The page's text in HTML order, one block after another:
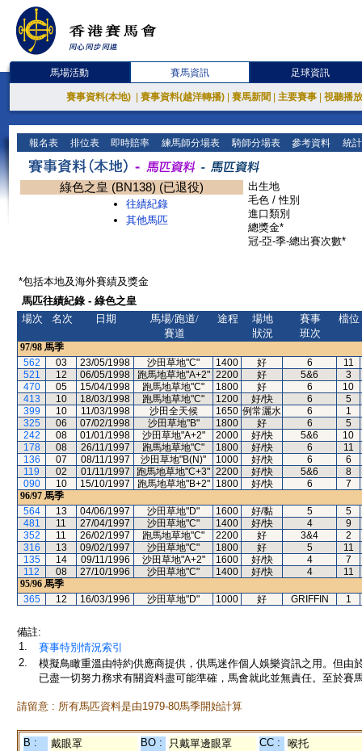
馬場活動 賽馬資訊 足球資訊
賽事資料(本地) 賽事資料(越洋轉播) 賽馬新聞 主要賽事 視聽播
報名表 排位表 即時賠率 練馬師分場表 騎師分場表 參考資料 統
綠色之皇 (BN138) (已退役)
往績紀錄
其他馬匹
出生地
毛色 / 性別
進口類別
總獎金*
冠-亞-季-總出賽次數*
*包括本地及海外賽績及獎金
馬匹往績紀錄 - 綠色之皇
場次
名次 日期
馬場/跑道/
賽道
途程
場地
狀況
賽事
班次
檔位
97/98 馬季
562
03 23/05/1998 沙田草地"C" 1400 好 6
11
521
12 06/05/1998 跑馬地草地"A+2" 2200 好 5&6
3
470
05 15/04/1998 跑馬地草地"C" 1800 好 6
10
413
10 18/03/1998 跑馬地草地"C" 1200 好/快 6
5
399
10 11/03/1998 沙田全天候 1650 例常灑水 6
1
325
06 07/02/1998 沙田草地"B" 1800 好 6
5
242
08 01/01/1998 沙田草地"A+2" 2000 好/快 5&6
10
178
08 26/11/1997 跑馬地草地"C" 1800 好/快 6
11
136
07 08/11/1997 沙田草地"B(N)" 1000 好/快 6
6
119
02 01/11/1997 跑馬地草地"C+3" 2200 好/快 5&6
8
090
10 15/10/1997 跑馬地草地"B+2" 1800 好/快 6
7
96/97 馬季
564
13 04/06/1997 沙田草地"D" 1600 好/黏 5
5
481
11 27/04/1997 沙田草地"C" 1400 好/快 4
9
352
11 26/02/1997 跑馬地草地"C" 2200 好 3&4
2
316
13 09/02/1997 沙田草地"C" 1800 好 5
11
135
14 09/11/1996 沙田草地"A+2" 1600 好/快 4
7
112
08 27/10/1996 沙田草地"C" 1400 好/快 4
11
95/96 馬季
365
12 16/03/1996 沙田草地"D" 1000 好 GRIFFIN 1
備註:
1.
賽事特別情況索引
2.
模擬鳥瞰重溫由特約供應商提供，供馬迷作個人娛樂資訊之用。但
已盡一切努力務求有關資料盡可能準確，馬會就此並無責任。至於賽
請留意 : 所有馬匹資料是由1979-80馬季開始計算
B : 戴眼罩 BO : 只戴單邊眼罩 CC :
喉托